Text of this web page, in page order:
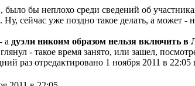
было бы неплохо среди сведений об
Ну, сейчас уже поздно такое делать, а может
а дуэли никоим образом нельзя включить в
- такое время занято, или зашел,
раз отредактировано 1 ноября 2011 в 22:05